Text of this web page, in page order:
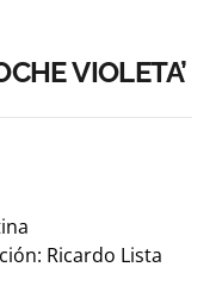
VIOLETA’
Ricardo Lista